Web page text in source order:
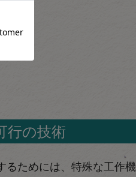
行の技術
るためには、特殊な工作機